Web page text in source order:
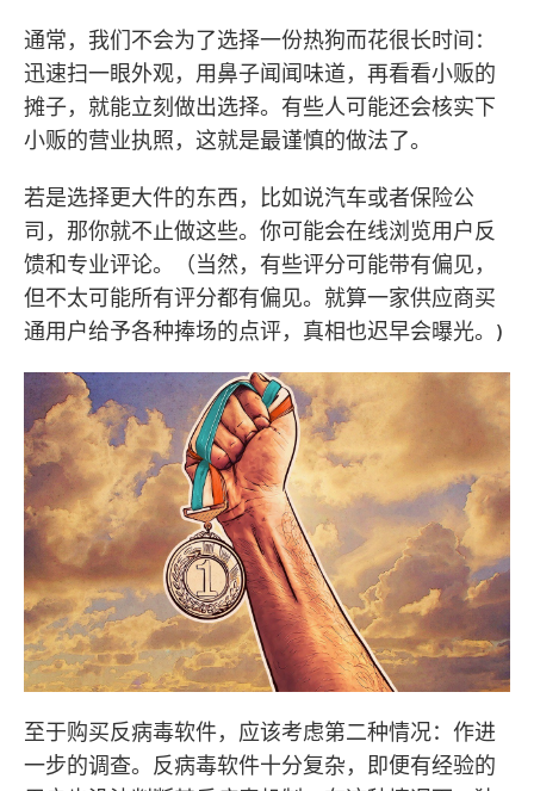
通常，我们不会为了选择一份热狗而花很长时间：
迅速扫一眼外观，用鼻子闻闻味道，再看看小贩的
摊子，就能立刻做出选择。有些人可能还会核实下
小贩的营业执照，这就是最谨慎的做法了。
若是选择更大件的东西，比如说汽车或者保险公
司，那你就不止做这些。你可能会在线浏览用户反
馈和专业评论。（当然，有些评分可能带有偏见，
但不太可能所有评分都有偏见。就算一家供应商买
通用户给予各种捧场的点评，真相也迟早会曝光。)
至于购买反病毒软件，应该考虑第二种情况：作进
一步的调查。反病毒软件十分复杂，即便有经验的